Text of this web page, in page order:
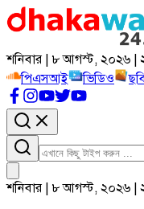
শনিবার | ৮ আগস্ট, ২০২৬ |
পিএসআই
ভিডিও
শনিবার | ৮ আগস্ট, ২০২৬ |